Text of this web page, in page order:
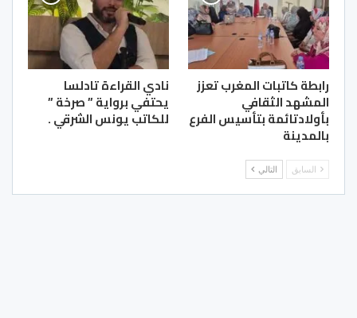
رابطة كاتبات المغرب تعزز
المشهد الثقافي
بأولادتائمة بتأسيس الفرع
بالمدينة
نادي القراءة تادلسا
يحتفي برواية ” صرخة ”
للكاتب يونس الشرقي .
السابق التالي